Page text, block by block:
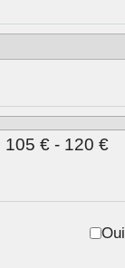
105 € - 120 €
Oui